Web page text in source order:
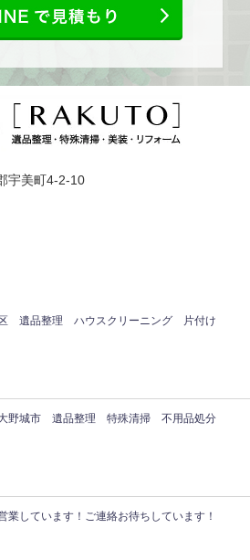
宇美町4-2-10
遺品整理 ハウスクリーニング 片付け
野城市 遺品整理 特殊清掃 不用品処分
業しています！ご連絡お待ちしています！